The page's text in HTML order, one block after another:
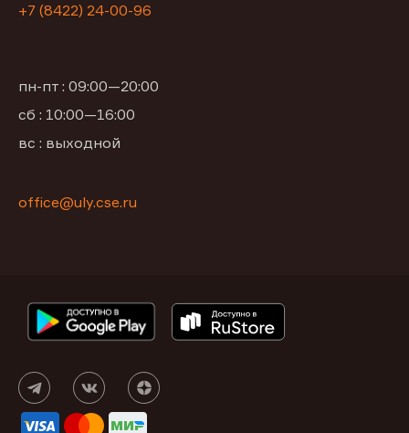
+7 (8422) 24-00-96
пн-пт : 09:00—20:00
сб : 10:00—16:00
вс : выходной
office@uly.cse.ru